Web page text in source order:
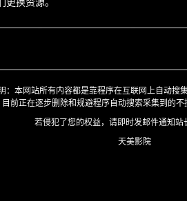
：本网站所有内容都是靠程序在互联网上自动搜
目前正在逐步删除和规避程序自动搜索采集到的不
若侵犯了您的权益，请即时发邮件通知站
天美影院